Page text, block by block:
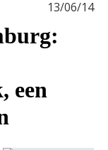
13/06/14
een